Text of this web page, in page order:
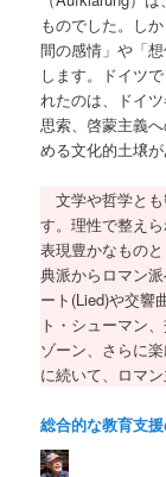
ものでした。し
間の感情」や「
します。ドイツ
れたのは、ドイ
思索、啓蒙主義
める文化的土壌が
文学や哲学とも
す。理性で整え
表現豊かなもの
典派からロマン
ート(Lied)や交響
ト・シューマン
ゾーン、さらに
に続いて、ロマ
総合的な教育支